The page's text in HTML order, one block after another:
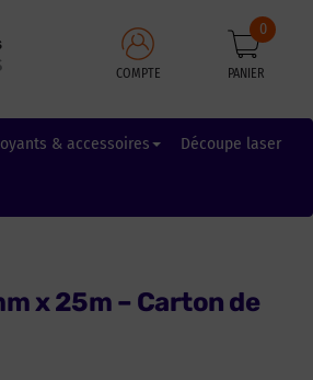
COMPTE PANIER
0
& accessoires Découpe laser
x 25m – Carton de